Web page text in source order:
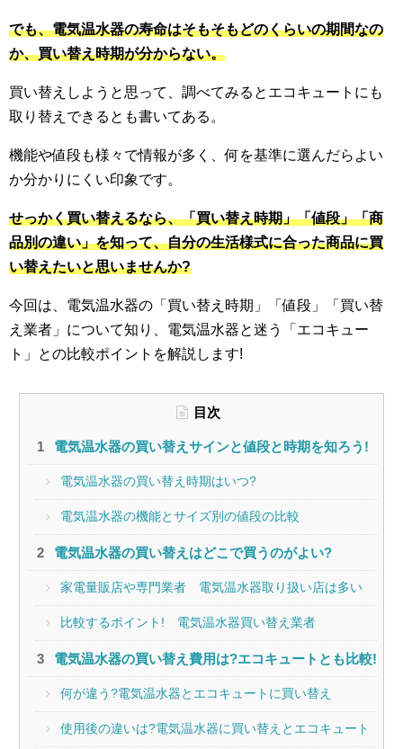
でも、電気温水器の寿命はそもそもどのくらいの期間なの
か、買い替え時期が分からない。
買い替えしようと思って、調べてみるとエコキュートにも
取り替えできるとも書いてある。
機能や値段も様々で情報が多く、何を基準に選んだらよい
か分かりにくい印象です。
せっかく買い替えるなら、「買い替え時期」「値段」「商
品別の違い」を知って、自分の生活様式に合った商品に買
い替えたいと思いませんか?
今回は、電気温水器の「買い替え時期」「値段」「買い替
え業者」について知り、電気温水器と迷う「エコキュー
ト」との比較ポイントを解説します!
目次
電気温水器の買い替えサインと値段と時期を知ろう!
電気温水器の買い替え時期はいつ?
電気温水器の機能とサイズ別の値段の比較
電気温水器の買い替えはどこで買うのがよい?
家電量販店や専門業者 電気温水器取り扱い店は多い
比較するポイント! 電気温水器買い替え業者
電気温水器の買い替え費用は?エコキュートとも比較!
何が違う?電気温水器とエコキュートに買い替え
使用後の違いは?電気温水器に買い替えとエコキュート